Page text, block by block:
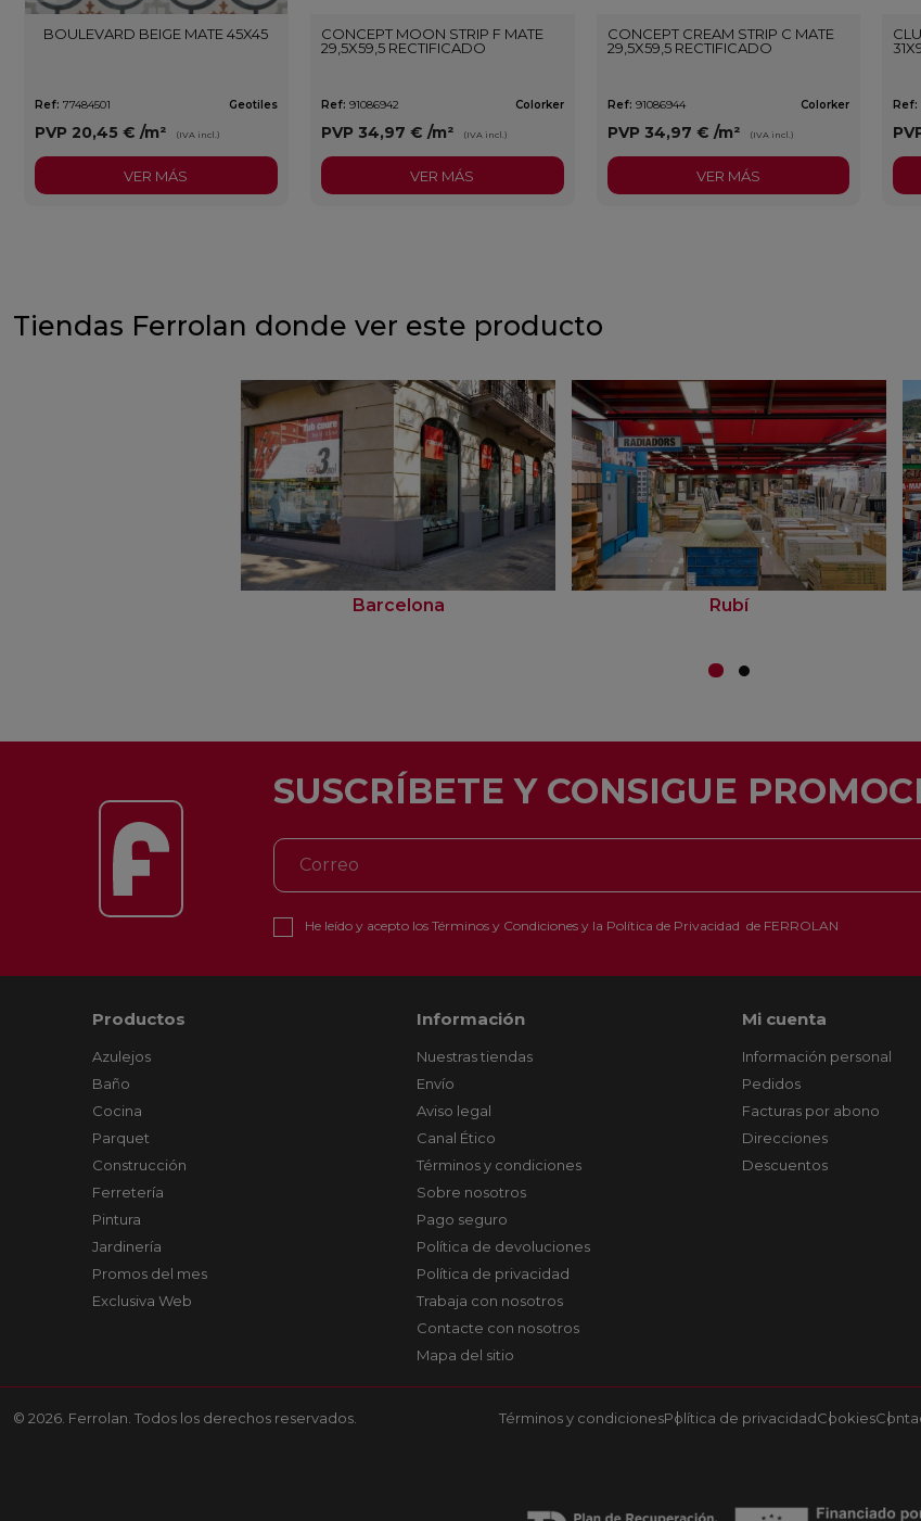
BOULEVARD BEIGE MATE 45X45
Ref: 77484501 Geotiles
PVP 20,45 € /m² (IVA incl.)
VER MÁS
CONCEPT MOON STRIP F MATE
29,5X59,5 RECTIFICADO
Ref: 91086942 Colorker
PVP 34,97 € /m² (IVA incl.)
VER MÁS
CONCEPT CREAM STRIP C MATE
29,5X59,5 RECTIFICADO
Ref: 91086944 Colorker
PVP 34,97 € /m² (IVA incl.)
VER MÁS
Ref:
Tiendas Ferrolan donde ver este producto
Barcelona Rubí
SUSCRÍBETE Y CONSIGUE
He leído y acepto los Términos y Condicionesy la Política de Privacidad de FERROLAN
Productos
Azulejos
Baño
Cocina
Parquet
Construcción
Ferretería
Pintura
Jardinería
Promos del mes
Exclusiva Web
Información
Nuestras tiendas
Envío
Aviso legal
Canal Ético
Términos y condiciones
Sobre nosotros
Pago seguro
Política de devoluciones
Política de privacidad
Trabaja con nosotros
Contacte con nosotros
Mapa del sitio
Mi cuenta
Información personal
Pedidos
Facturas por abono
Direcciones
Descuentos
© 2026. Ferrolan. Todos los derechos reservados. Términos y condicionesPolítica de privacidadCookies